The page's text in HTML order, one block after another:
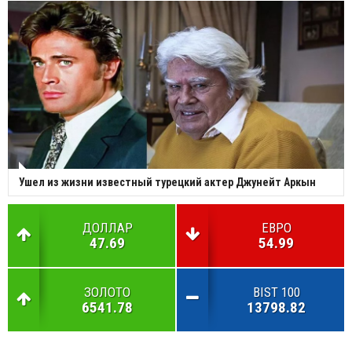
Ушел из жизни известный турецкий актер Джунейт Аркын
ДОЛЛАР
47.69
ЕВРО
54.99
ЗОЛОТО
6541.78
BIST 100
13798.82